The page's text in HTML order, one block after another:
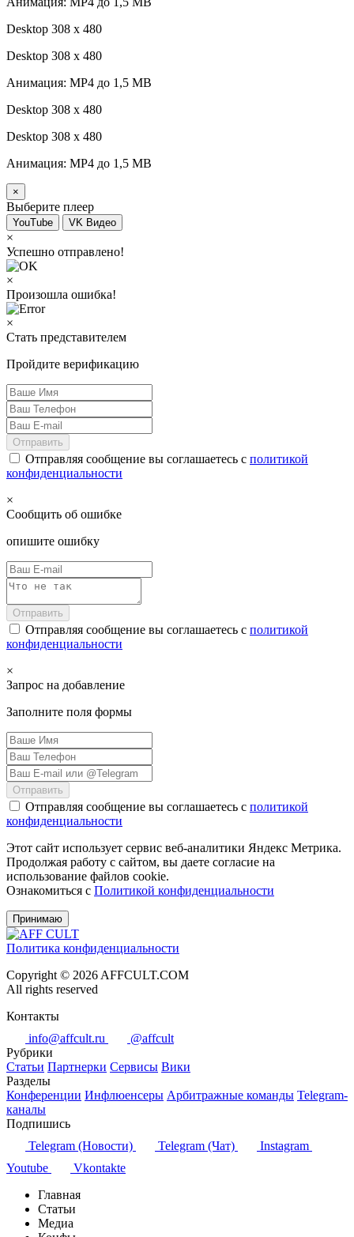
Desktop 308 х 480
Desktop 308 х 480
Анимация: MP4 до 1,5 MB
Desktop 308 х 480
Desktop 308 х 480
Анимация: MP4 до 1,5 MB
×
Выберите плеер
YouTube VK Видео
×
Успешно отправлено!
×
Произошла ошибка!
×
Стать представителем
Пройдите верификацию
Отправить
Отправляя сообщение вы соглашаетесь с политикой
конфиденциальности
×
Сообщить об ошибке
опишите ошибку
Отправить
Отправляя сообщение вы соглашаетесь с политикой
конфиденциальности
×
Запрос на добавление
Заполните поля формы
Отправить
Отправляя сообщение вы соглашаетесь с политикой
конфиденциальности
Этот сайт использует сервис веб-аналитики Яндекс Метрика.
Продолжая работу с сайтом, вы даете согласие на
использование файлов cookie.
Ознакомиться с Политикой конфиденциальности
Принимаю
Политика конфиденциальности
Copyright © 2026 AFFCULT.COM
All rights reserved
Контакты
info@affcult.ru
@affcult
Рубрики
Статьи Партнерки Сервисы Вики
Разделы
Конференции Инфлюенсеры Арбитражные команды Telegram-
каналы
Подпишись
Telegram (Новости)
Telegram (Чат)
Instagram
Youtube
Vkontakte
Главная
Статьи
Медиа